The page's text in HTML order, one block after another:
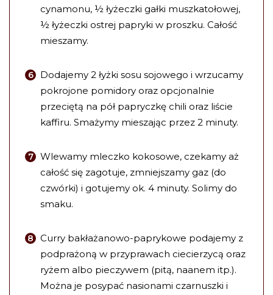
cynamonu, ½ łyżeczki gałki muszkatołowej,
½ łyżeczki ostrej papryki w proszku. Całość
mieszamy.
Dodajemy 2 łyżki sosu sojowego i wrzucamy
pokrojone pomidory oraz opcjonalnie
przeciętą na pół papryczkę chili oraz liście
kaffiru. Smażymy mieszając przez 2 minuty.
Wlewamy mleczko kokosowe, czekamy aż
całość się zagotuje, zmniejszamy gaz (do
czwórki) i gotujemy ok. 4 minuty. Solimy do
smaku.
Curry bakłażanowo-paprykowe podajemy z
podprażoną w przyprawach ciecierzycą oraz
ryżem albo pieczywem (pitą, naanem itp.).
Można je posypać nasionami czarnuszki i